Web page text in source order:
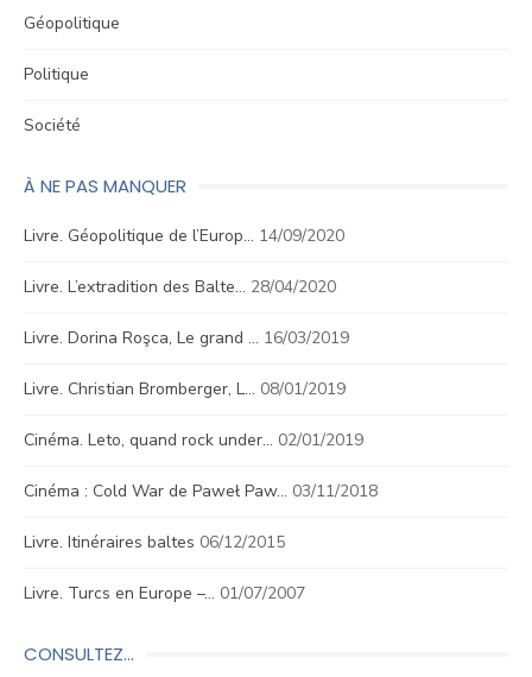
Géopolitique
Politique
Société
À NE PAS MANQUER
Livre. Géopolitique de l’Europ… 14/09/2020
Livre. L’extradition des Balte… 28/04/2020
Livre. Dorina Roşca, Le grand … 16/03/2019
Livre. Christian Bromberger, L… 08/01/2019
Cinéma. Leto, quand rock under… 02/01/2019
Cinéma : Cold War de Paweł Paw… 03/11/2018
Livre. Itinéraires baltes 06/12/2015
Livre. Turcs en Europe –… 01/07/2007
CONSULTEZ…